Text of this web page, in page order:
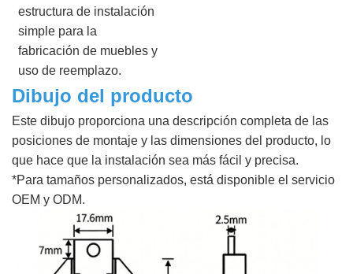
estructura de instalación
simple para la
fabricación de muebles y
uso de reemplazo.
Dibujo del producto
Este dibujo proporciona una descripción completa de las
posiciones de montaje y las dimensiones del producto, lo
que hace que la instalación sea más fácil y precisa.
*Para tamaños personalizados, está disponible el servicio
OEM y ODM.